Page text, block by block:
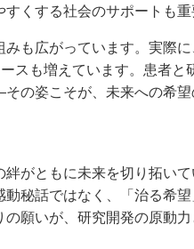
くする社会のサポートも重
も広がっています。実際
スも増えています。患者と
の姿こそが、未来への希望
がともに未来を切り拓い
秘話ではなく、「治る希
願いが、研究開発の原動